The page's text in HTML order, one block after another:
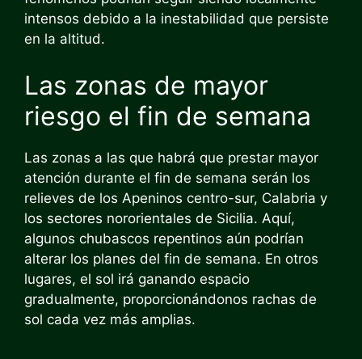
intensos debido a la inestabilidad que persiste
en la altitud.
Las zonas de mayor
riesgo el fin de semana
Las zonas a las que habrá que prestar mayor
atención durante el fin de semana serán los
relieves de los Apeninos centro-sur, Calabria y
los sectores nororientales de Sicilia. Aquí,
algunos chubascos repentinos aún podrían
alterar los planes del fin de semana. En otros
lugares, el sol irá ganando espacio
gradualmente, proporcionándonos rachas de
sol cada vez más amplias.